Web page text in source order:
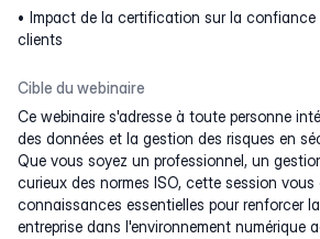
Impact de la certification sur la confiance
clients
Cible du webinaire
Ce webinaire s'adresse à toute personne
des données et la gestion des risques en
Que vous soyez un professionnel, un
curieux des normes ISO, cette session vous
connaissances essentielles pour renforcer
entreprise dans l'environnement numérique